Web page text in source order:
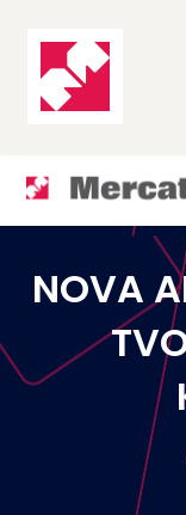
NOVA